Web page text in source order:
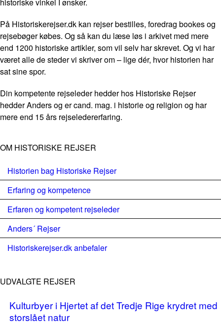
På Historiskerejser.dk kan rejser bestilles, foredrag bookes og
rejsebøger købes. Og så kan du læse løs i arkivet med mere
end 1200 historiske artikler, som vil selv har skrevet. Og vi har
været alle de steder vi skriver om – lige dér, hvor historien har
sat sine spor.
Din kompetente rejseleder hedder hos Historiske Rejser
hedder Anders og er cand. mag. i historie og religion og har
mere end 15 års rejseledererfaring.
OM HISTORISKE REJSER
Historien bag Historiske Rejser
Erfaring og kompetence
Erfaren og kompetent rejseleder
Anders´ Rejser
Historiskerejser.dk anbefaler
UDVALGTE REJSER
Kulturbyer i Hjertet af det Tredje Rige krydret med
storslået natur